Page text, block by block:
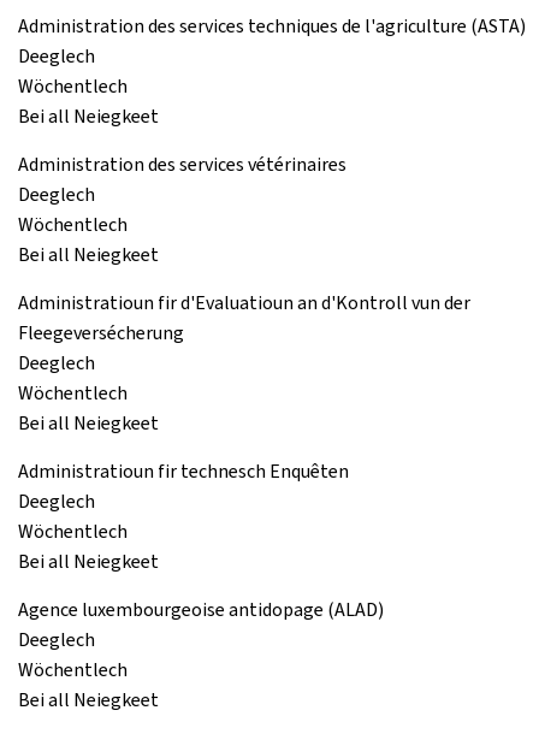
Administration des services techniques de l'agriculture (ASTA)
Deeglech
Wöchentlech
Bei all Neiegkeet
Administration des services vétérinaires
Deeglech
Wöchentlech
Bei all Neiegkeet
Administratioun fir d'Evaluatioun an d'Kontroll vun der
Fleegeversécherung
Deeglech
Wöchentlech
Bei all Neiegkeet
Administratioun fir technesch Enquêten
Deeglech
Wöchentlech
Bei all Neiegkeet
Agence luxembourgeoise antidopage (ALAD)
Deeglech
Wöchentlech
Bei all Neiegkeet